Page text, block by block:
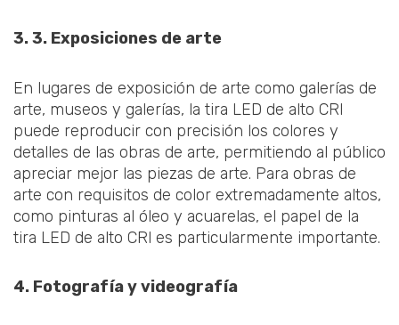
3. 3. Exposiciones de arte
En lugares de exposición de arte como galerías de
arte, museos y galerías, la tira LED de alto CRl
puede reproducir con precisión los colores y
detalles de las obras de arte, permitiendo al público
apreciar mejor las piezas de arte. Para obras de
arte con requisitos de color extremadamente altos,
como pinturas al óleo y acuarelas, el papel de la
tira LED de alto CRl es particularmente importante.
4. Fotografía y videografía